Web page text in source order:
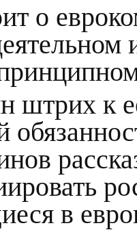
о
штрих к
в